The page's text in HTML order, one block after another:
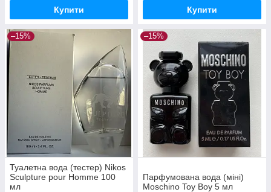
Купити Купити
–15%
Туалетна вода (тестер) Nikos
Sculpture pour Homme 100
мл
–15%
Парфумована вода (міні)
Moschino Toy Boy 5 мл